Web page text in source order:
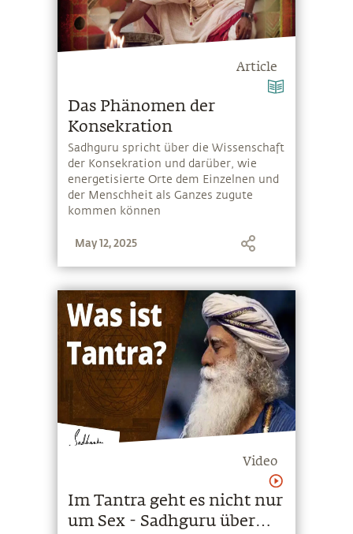
Article
Das Phänomen der
Konsekration
Sadhguru spricht über die Wissenschaft
der Konsekration und darüber, wie
energetisierte Orte dem Einzelnen und
der Menschheit als Ganzes zugute
kommen können
May 12, 2025
Video
Im Tantra geht es nicht nur
um Sex - Sadhguru über